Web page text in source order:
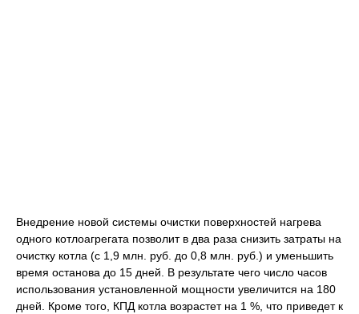
Внедрение новой системы очистки поверхностей нагрева
одного котлоагрегата позволит в два раза снизить затраты на
очистку котла (с 1,9 млн. руб. до 0,8 млн. руб.) и уменьшить
время останова до 15 дней. В результате чего число часов
использования установленной мощности увеличится на 180
дней. Кроме того, КПД котла возрастет на 1 %, что приведет к